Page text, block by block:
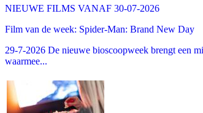
NIEUWE FILMS VANAF 30-07-2026
Film van de week: Spider-Man: Brand New Day
29-7-2026 De nieuwe bioscoopweek brengt een
waarmee...